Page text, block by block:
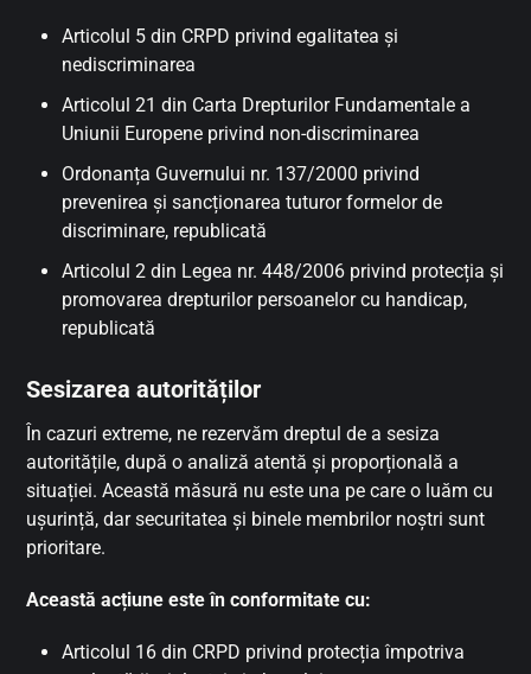
Articolul 5 din CRPD privind egalitatea și
nediscriminarea
Articolul 21 din Carta Drepturilor Fundamentale a
Uniunii Europene privind non-discriminarea
Ordonanța Guvernului nr. 137/2000 privind
prevenirea și sancționarea tuturor formelor de
discriminare, republicată
Articolul 2 din Legea nr. 448/2006 privind protecția și
promovarea drepturilor persoanelor cu handicap,
republicată
Sesizarea autorităților
În cazuri extreme, ne rezervăm dreptul de a sesiza
autoritățile, după o analiză atentă și proporțională a
situației. Această măsură nu este una pe care o luăm cu
ușurință, dar securitatea și binele membrilor noștri sunt
prioritare.
Această acțiune este în conformitate cu:
Articolul 16 din CRPD privind protecția împotriva